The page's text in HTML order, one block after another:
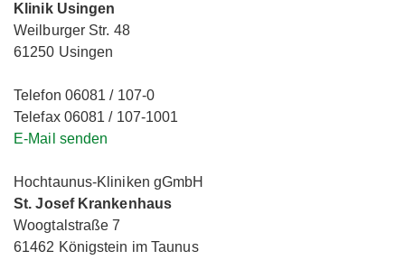
Klinik Usingen
Weilburger Str. 48
61250 Usingen
Telefon 06081 / 107-0
Telefax 06081 / 107-1001
E-Mail senden
Hochtaunus-Kliniken gGmbH
St. Josef Krankenhaus
Woogtalstraße 7
61462 Königstein im Taunus